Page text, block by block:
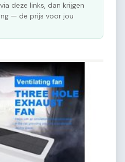
deze links, dan krijgen
— de prijs voor jou